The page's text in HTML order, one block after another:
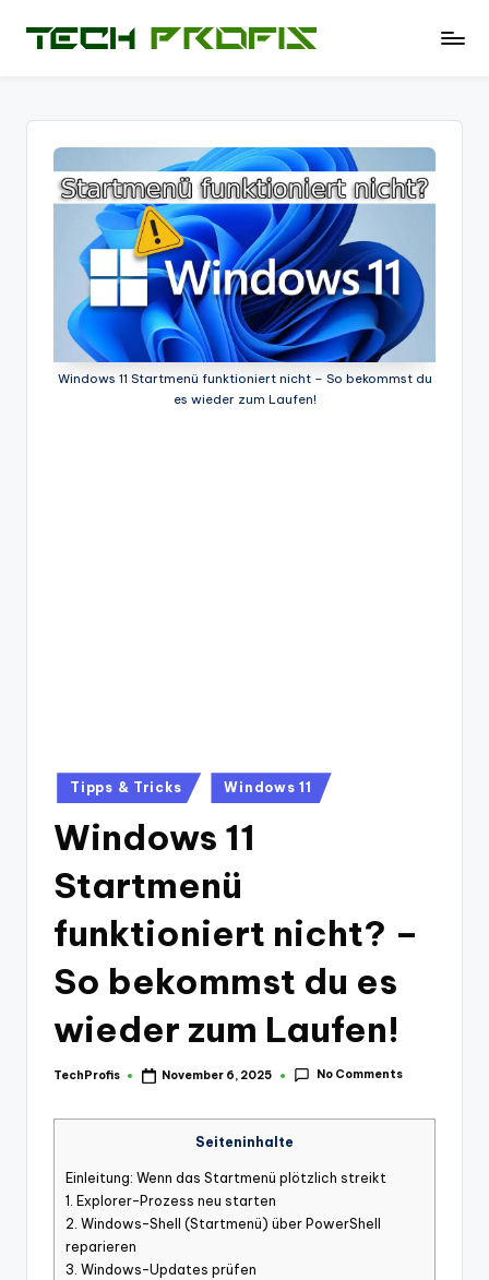
Hardware
Software
Test
Windows 11 Startmenü funktioniert nicht – So bekommst du
es wieder zum Laufen!
Posted
in
Tipps & Tricks Windows 11
Windows 11
Startmenü
funktioniert nicht? –
So bekommst du es
wieder zum Laufen!
Posted
TechProfis November 6, 2025 No Comments
Seiteninhalte
Einleitung: Wenn das Startmenü plötzlich streikt
1. Explorer-Prozess neu starten
2. Windows-Shell (Startmenü) über PowerShell
reparieren
3. Windows-Updates prüfen